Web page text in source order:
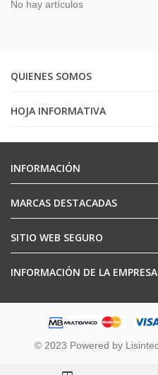
No hay artículos
QUIENES SOMOS
HOJA INFORMATIVA
INFORMACIÓN
MARCAS DESTACADAS
SITIO WEB SEGURO
INFORMACIÓN DE LA EMPRESA
© 2023 Powered by